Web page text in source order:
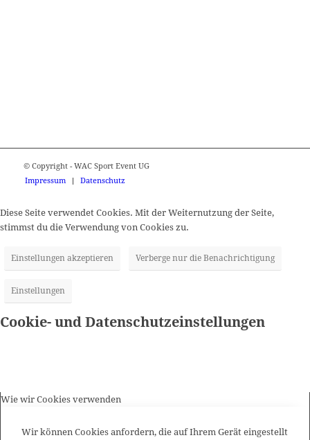
© Copyright - WAC Sport Event UG
Impressum
Datenschutz
Diese Seite verwendet Cookies. Mit der Weiternutzung der Seite,
stimmst du die Verwendung von Cookies zu.
Einstellungen akzeptieren Verberge nur die Benachrichtigung
Einstellungen
Cookie- und Datenschutzeinstellungen
Wie wir Cookies verwenden
Wir können Cookies anfordern, die auf Ihrem Gerät eingestellt